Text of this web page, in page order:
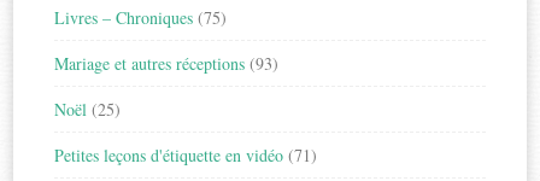
Livres – Chroniques (75)
Mariage et autres réceptions (93)
Noël (25)
Petites leçons d'étiquette en vidéo (71)